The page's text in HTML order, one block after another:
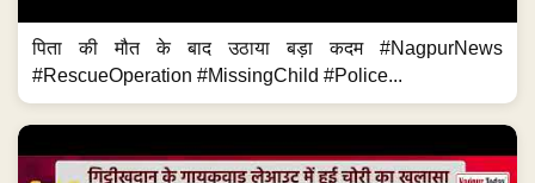
पिता की मौत के बाद उठाया बड़ा कदम #NagpurNews
#RescueOperation #MissingChild #Police...